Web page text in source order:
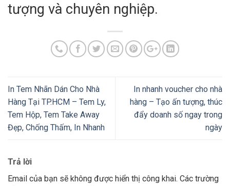
tượng và chuyên nghiệp.
In Tem Nhãn Dán Cho Nhà
Hàng Tại TP.HCM – Tem Ly,
Tem Hộp, Tem Take Away
Đẹp, Chống Thấm, In Nhanh
In nhanh voucher cho nhà
hàng – Tạo ấn tượng, thúc
đẩy doanh số ngay trong
ngày
Trả lời
Email của bạn sẽ không được hiển thị công khai. Các trường